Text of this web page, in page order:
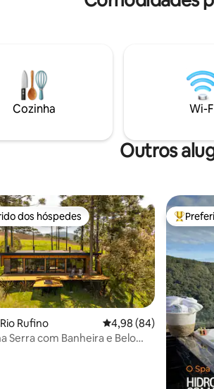
casais que buscam
COMPLETA Ideal para
casamento, lua de mel, entre
decoração romântica
Cozinha Wi-
Outros
melhores preferidos dos hóspedes
dos hóspedes
Rufino 4,98 de uma avaliação
4,98 (84)
Serra com Banheira e Belo
Entre